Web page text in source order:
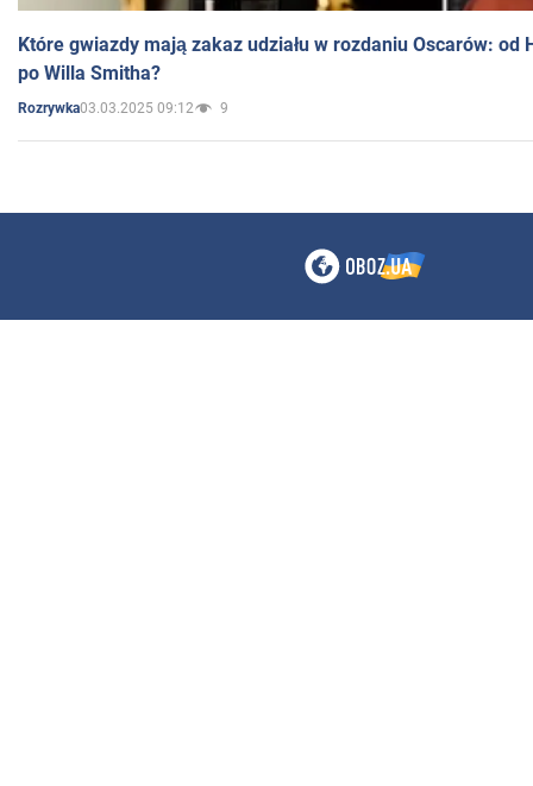
Które gwiazdy mają zakaz udziału w rozdaniu Oscarów: od
po Willa Smitha?
Rozrywka03.03.2025 09:12 9